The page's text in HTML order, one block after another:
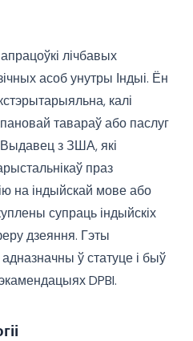
лічбавых
асоб унутры Індыі. Ён
калі
тавараў або паслуг
з ЗША, які
праз
на індыйскай мове або
супраць індыйскіх
дзеяння. Гэты
ў статуце і быў
DPBI.